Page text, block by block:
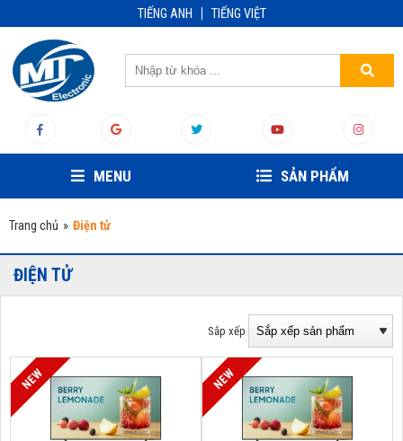
TIẾNG ANH TIẾNG VIỆT
MENU SẢN PHẨM
Trang chủ » Điện tử
ĐIỆN TỬ
Sắp xếp